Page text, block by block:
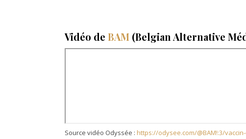
Vidéo de BAM (Belgian Alternative
Source vidéo Odyssée : https://odysee.com/@BAM!:3/